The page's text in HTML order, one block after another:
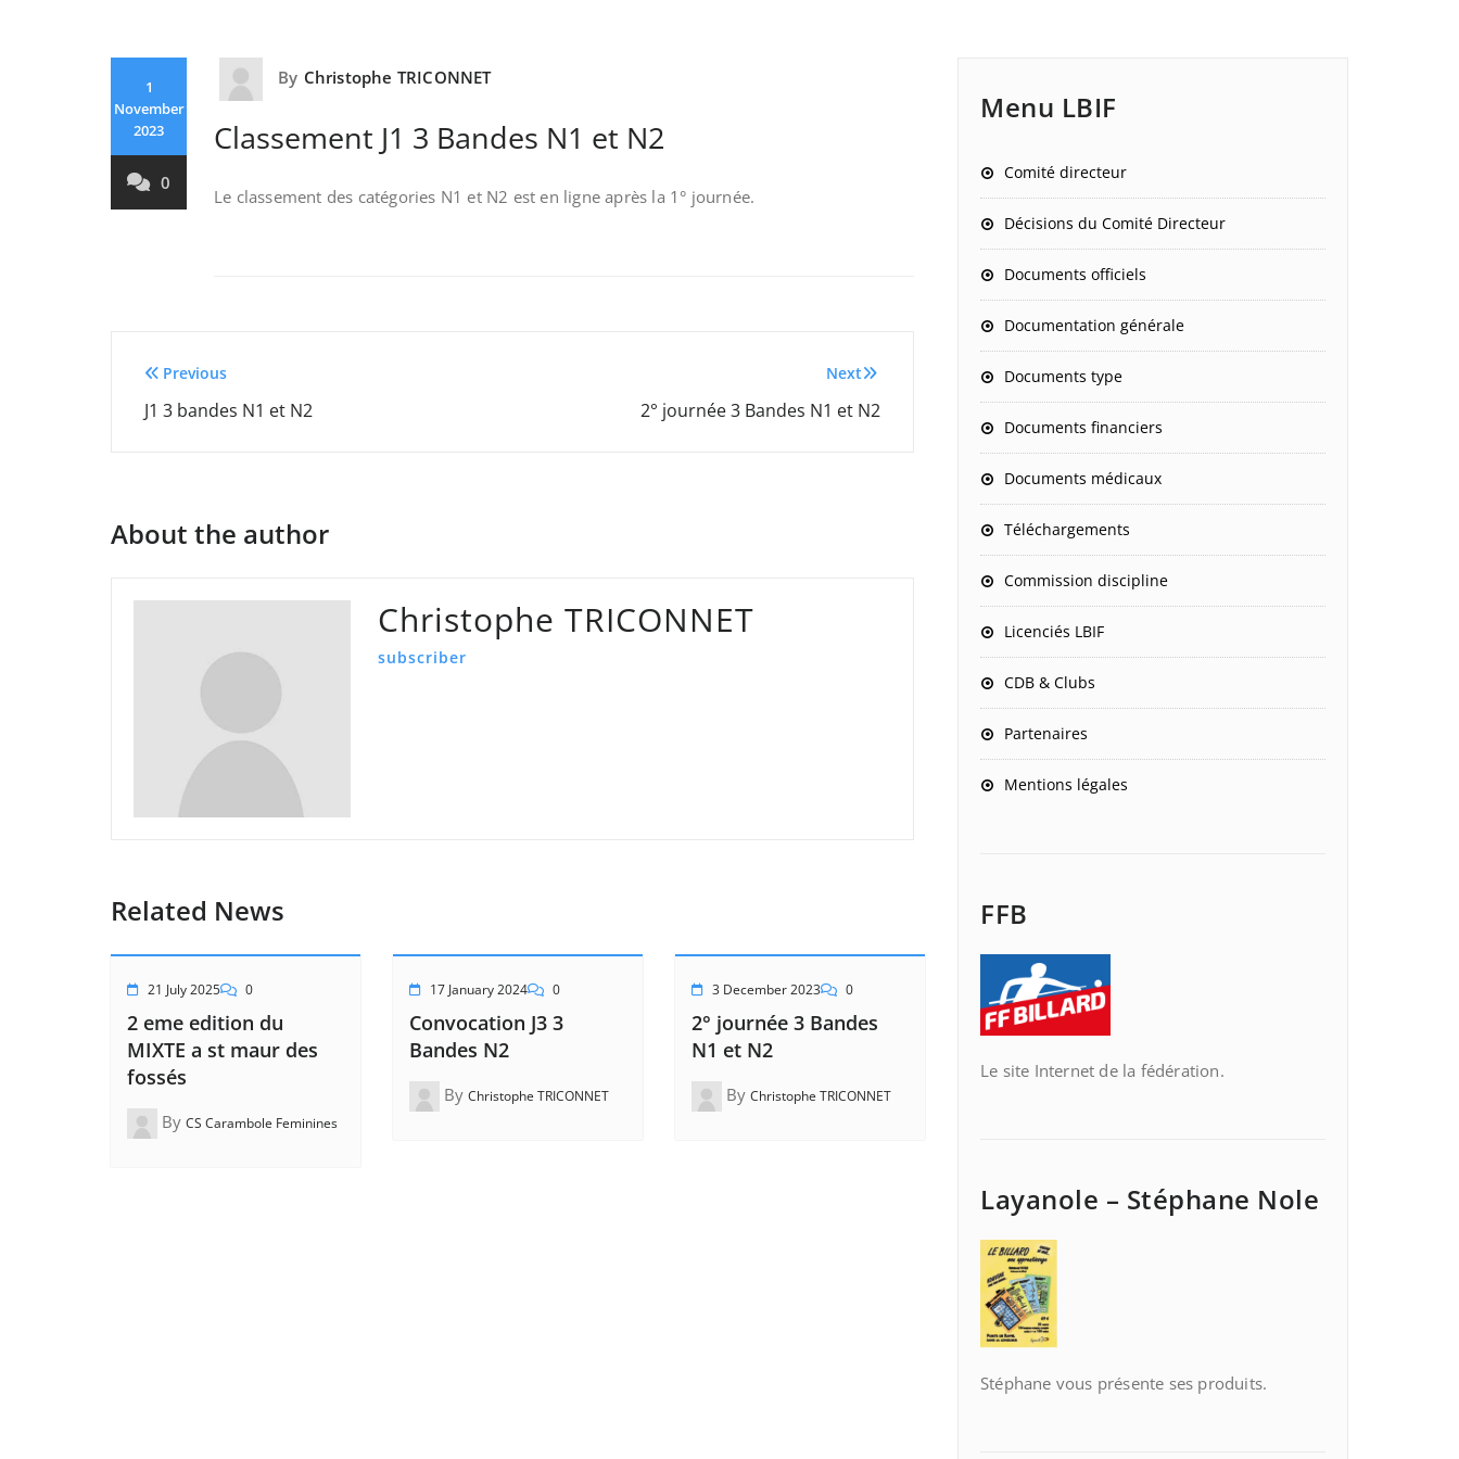
1
November
2023
0
By Christophe TRICONNET
Classement J1 3 Bandes N1 et N2
Le classement des catégories N1 et N2 est en ligne après la 1° journée.
Post
navigation
Previous
J1 3 bandes N1 et N2
Next
2° journée 3 Bandes N1 et N2
About the author
Christophe TRICONNET
subscriber
Related News
21 July 2025 0
2 eme edition du
MIXTE a st maur des
fossés
By CS Carambole Feminines
17 January 2024 0
Convocation J3 3
Bandes N2
By Christophe TRICONNET
3 December 2023 0
2° journée 3 Bandes
N1 et N2
By Christophe TRICONNET
Menu LBIF
Comité directeur
Décisions du Comité Directeur
Documents officiels
Documentation générale
Documents type
Documents financiers
Documents médicaux
Téléchargements
Commission discipline
Licenciés LBIF
CDB & Clubs
Partenaires
Mentions légales
FFB
Le site Internet de la fédération.
Layanole – Stéphane Nole
Stéphane vous présente ses produits.